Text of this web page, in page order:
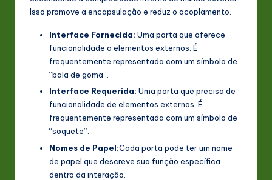
Isso promove a encapsulação e reduz o acoplamento.
Interface Fornecida: Uma porta que oferece
funcionalidade a elementos externos. É
frequentemente representada com um símbolo de
“bala de goma”.
Interface Requerida: Uma porta que precisa de
funcionalidade de elementos externos. É
frequentemente representada com um símbolo de
“soquete”.
Nomes de Papel:Cada porta pode ter um nome
de papel que descreve sua função específica
dentro da interação.